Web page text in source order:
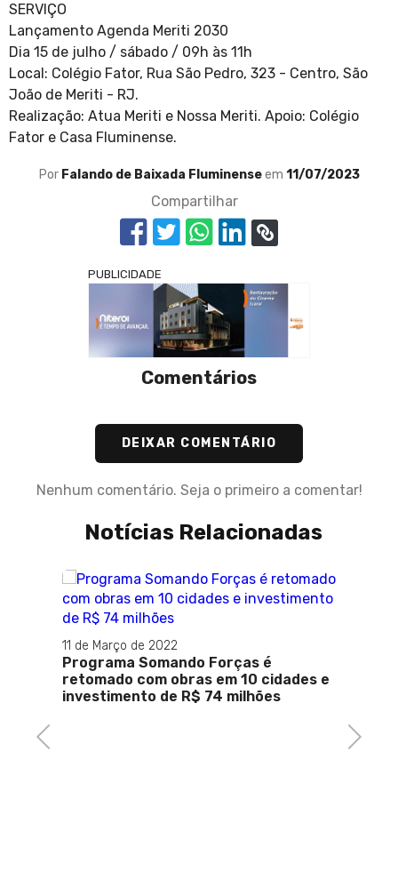
SERVIÇO
Lançamento Agenda Meriti 2030
Dia 15 de julho / sábado / 09h às 11h
Local: Colégio Fator, Rua São Pedro, 323 - Centro, São
João de Meriti - RJ.
Realização: Atua Meriti e Nossa Meriti. Apoio: Colégio
Fator e Casa Fluminense.
Por Falando de Baixada Fluminenseem 11/07/2023
Compartilhar
PUBLICIDADE
Comentários
DEIXAR COMENTÁRIO
Nenhum comentário. Seja o primeiro a comentar!
Notícias Relacionadas
Previous
11 de Março de 2022
Programa Somando Forças é
retomado com obras em 10 cidades e
investimento de R$ 74 milhões
Next